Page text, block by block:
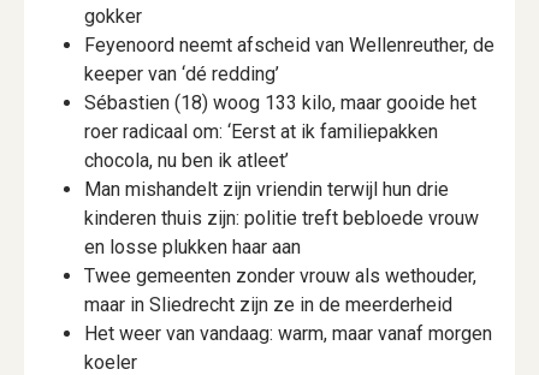
gokker
Feyenoord neemt afscheid van Wellenreuther, de
keeper van ‘dé redding’
Sébastien (18) woog 133 kilo, maar gooide het
roer radicaal om: ‘Eerst at ik familiepakken
chocola, nu ben ik atleet’
Man mishandelt zijn vriendin terwijl hun drie
kinderen thuis zijn: politie treft bebloede vrouw
en losse plukken haar aan
Twee gemeenten zonder vrouw als wethouder,
maar in Sliedrecht zijn ze in de meerderheid
Het weer van vandaag: warm, maar vanaf morgen
koeler